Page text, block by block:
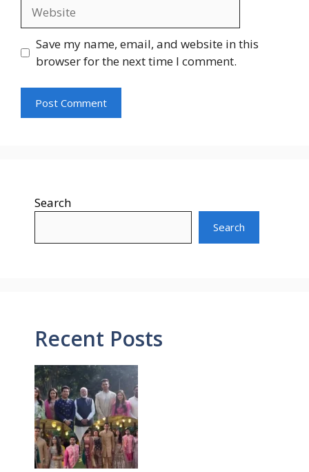
Save my name, email, and website in this
browser for the next time I comment.
Search
Search
Recent Posts